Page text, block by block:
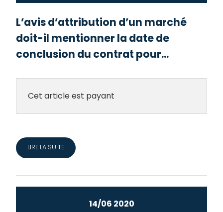
L’avis d’attribution d’un marché
doit-il mentionner la date de
conclusion du contrat pour...
Cet article est payant
LIRE LA SUITE
14/06 2020